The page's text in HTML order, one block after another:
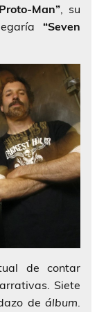
Man”, su
“Seven
de contar
Siete
de álbum.